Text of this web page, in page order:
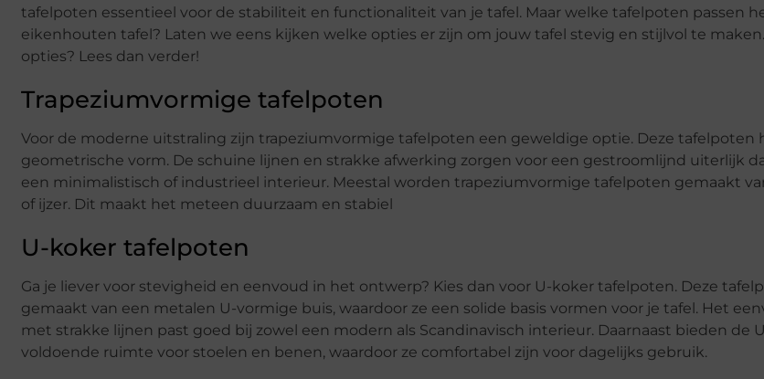
tafelpoten essentieel voor de stabiliteit en functionaliteit van je tafel. Maar welke tafelpoten passen
eikenhouten tafel? Laten we eens kijken welke opties er zijn om jouw tafel stevig en stijlvol te
opties? Lees dan verder!
Trapeziumvormige tafelpoten
Voor de moderne uitstraling zijn trapeziumvormige tafelpoten een geweldige optie. Deze tafelpoten
geometrische vorm. De schuine lijnen en strakke afwerking zorgen voor een gestroomlijnd uiterlijk
een minimalistisch of industrieel interieur. Meestal worden trapeziumvormige tafelpoten gemaakt
of ijzer. Dit maakt het meteen duurzaam en stabiel
U-koker tafelpoten
Ga je liever voor stevigheid en eenvoud in het ontwerp? Kies dan voor U-koker tafelpoten. Deze
gemaakt van een metalen U-vormige buis, waardoor ze een solide basis vormen voor je tafel. Het
met strakke lijnen past goed bij zowel een modern als Scandinavisch interieur. Daarnaast bieden de
voldoende ruimte voor stoelen en benen, waardoor ze comfortabel zijn voor dagelijks gebruik.